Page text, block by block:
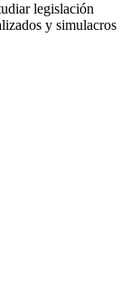
legislación
y simulacros